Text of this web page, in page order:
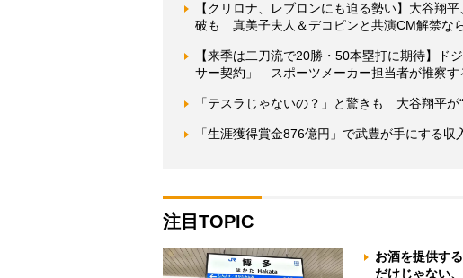
【クリロナ、レブロンにも迫る勢い】大谷翔
破も 真美子夫人＆デコピンと共演CM解禁な
【来季は二刀流で20勝・50本塁打に期待】ド
サー契約」 スポーツメーカー担当者が推察す
「テスラじゃないの？」と驚きも 大谷翔平が
「生涯獲得賞金876億円」で武豊が手にする
注目TOPIC
お酒を提供す
だけじゃない